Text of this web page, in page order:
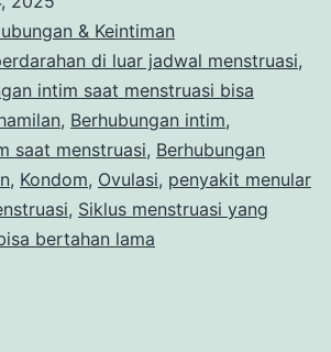
Saat
Menstruasi
Bisa
Menyebabkan
Kehamilan?
Ini
Jawabannya!
& Keintiman
di luar jadwal menstruasi,
intim saat menstruasi bisa
, Berhubungan intim,
saat menstruasi, Berhubungan
, Kondom, Ovulasi, penyakit menular
, Siklus menstruasi yang
bertahan lama